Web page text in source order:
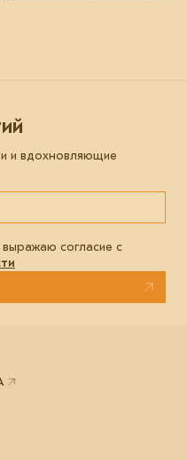
и вдохновляющие
выражаю согласие с